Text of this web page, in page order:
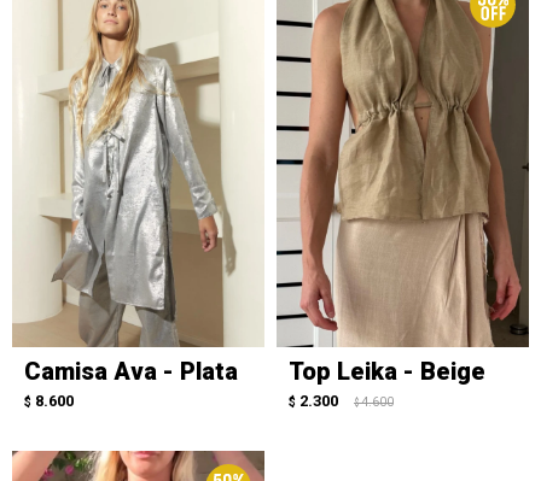
Camisa Ava - Plata
$ 8.600
Top Leika - Beige
$ 2.300 $ 4.600